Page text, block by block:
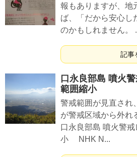
報もありますが、地
ば、「だから安心し
のかもしれません。
記事
口永良部島 噴火
範囲縮小
警戒範囲が見直され
が警戒区域から外れ
口永良部島 噴火警
小 NHK N...